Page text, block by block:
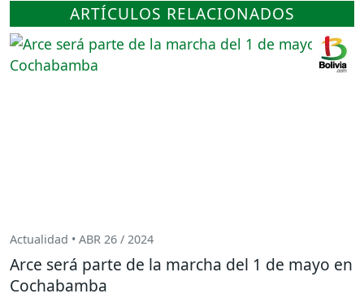
ARTÍCULOS RELACIONADOS
Actualidad • ABR 26 / 2024
Arce será parte de la marcha del 1 de mayo en
Cochabamba